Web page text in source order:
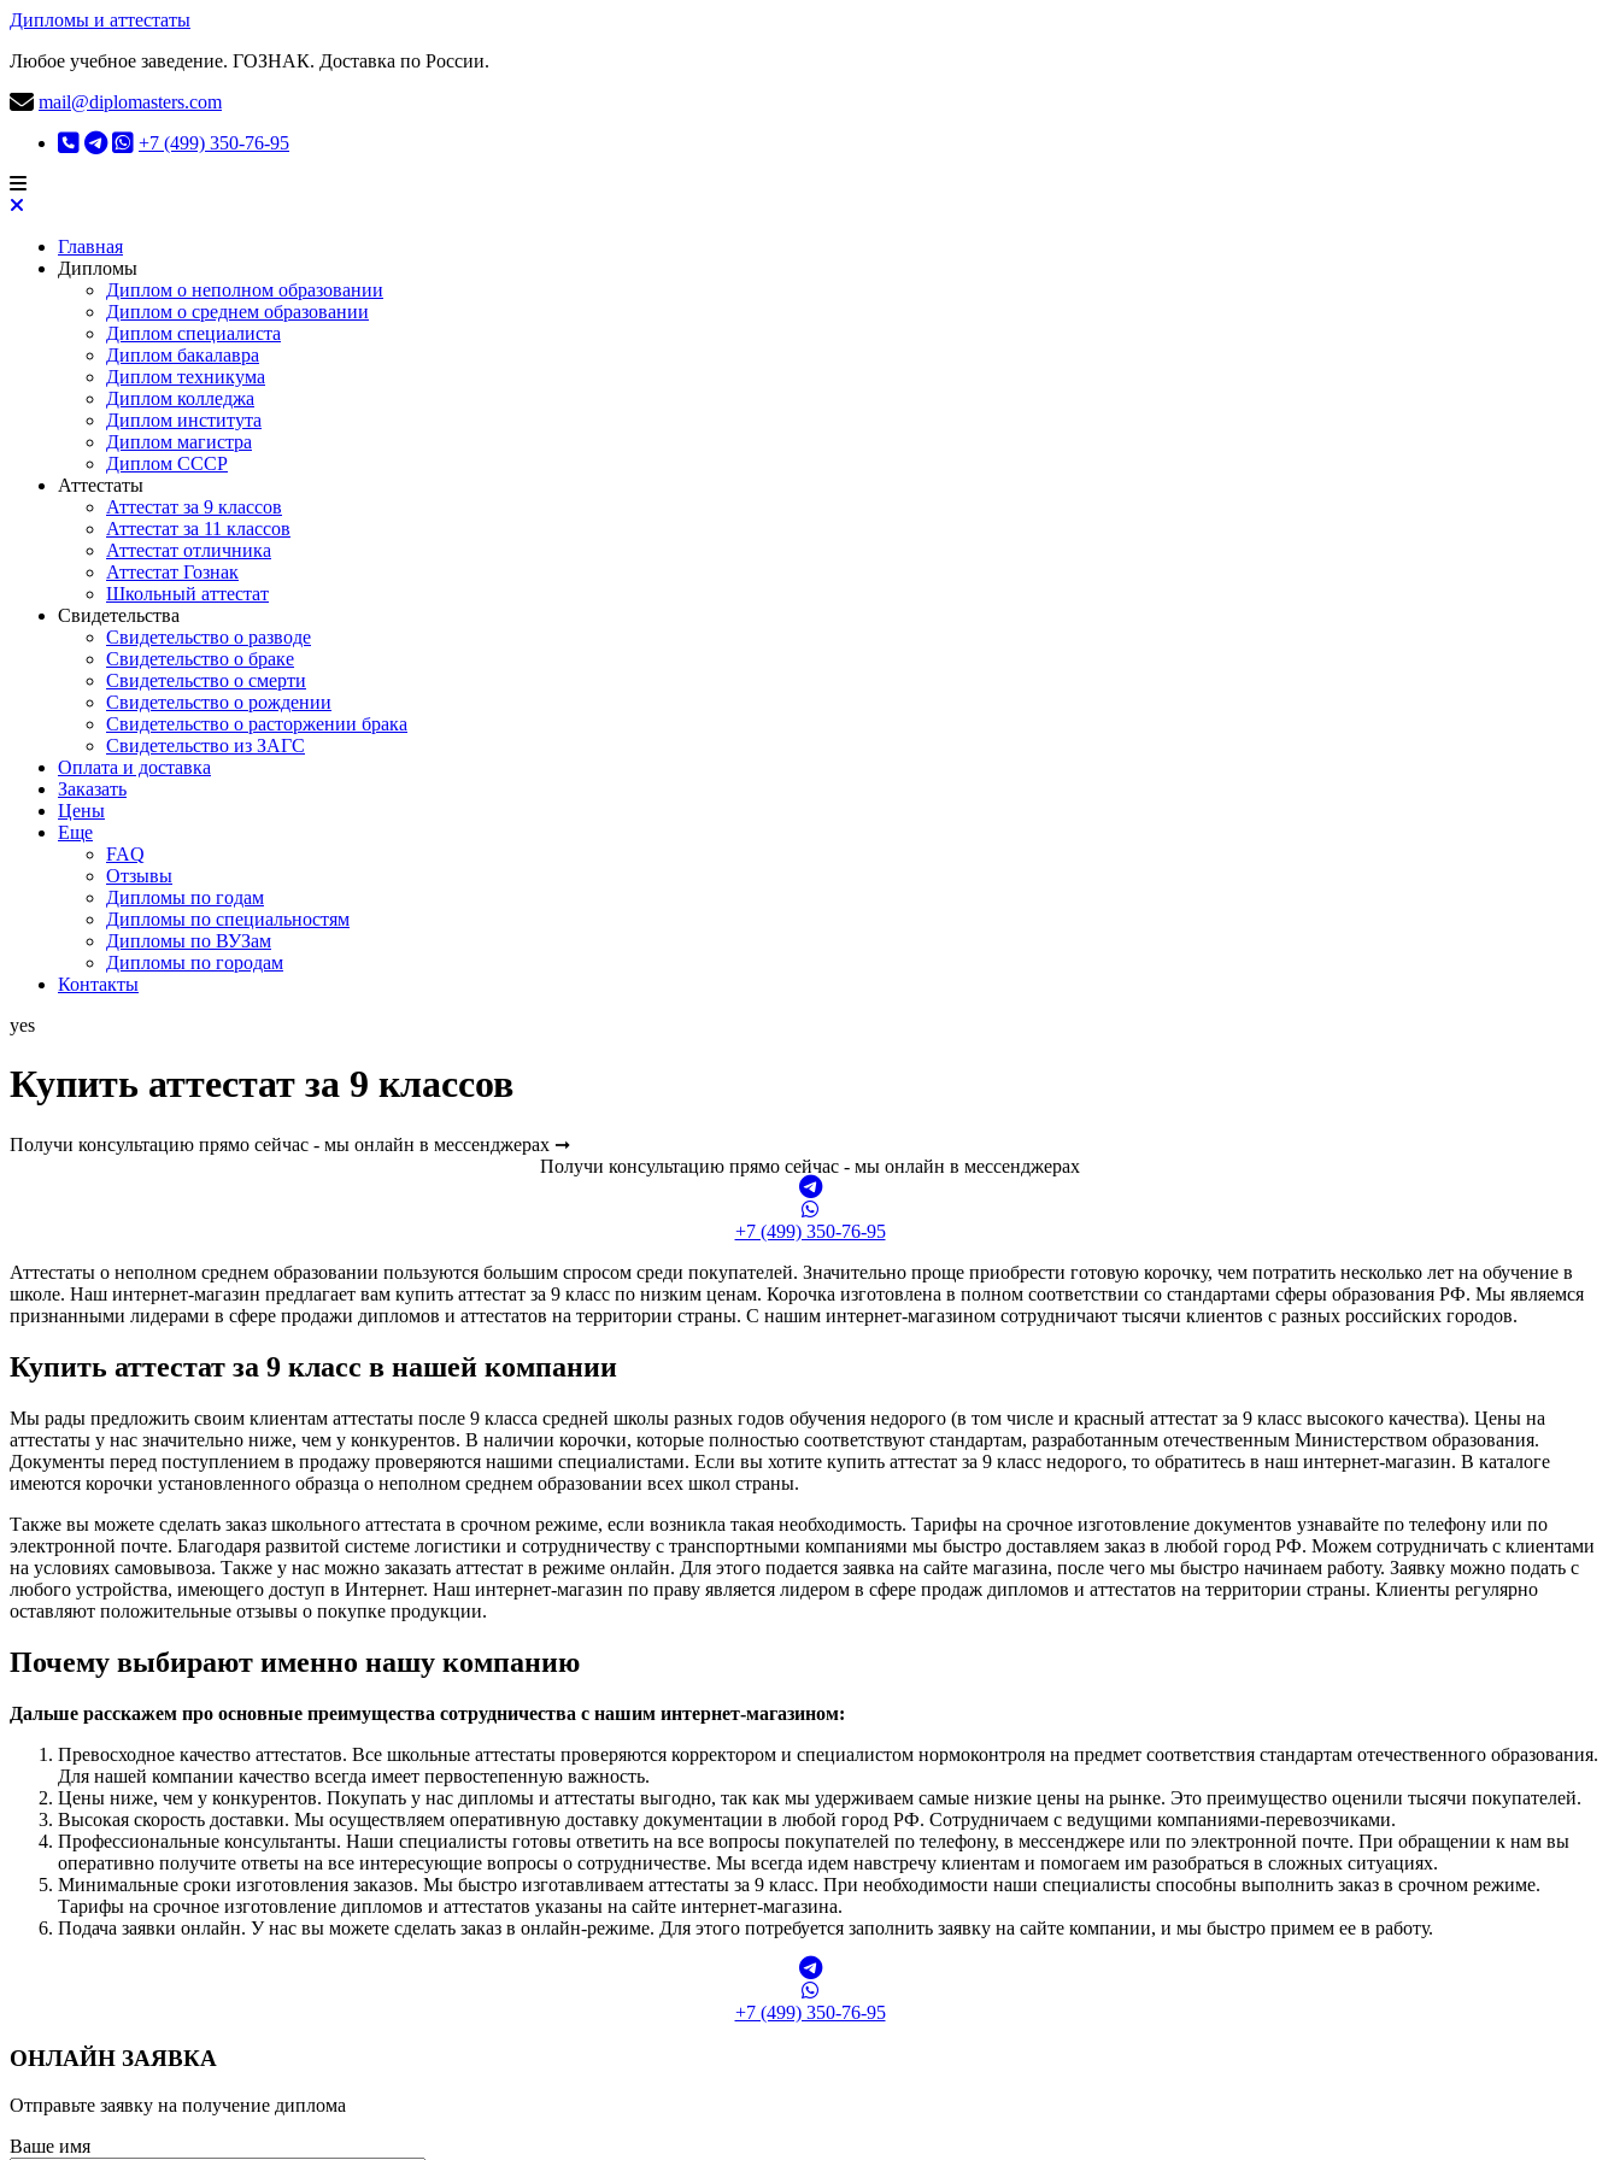
Дипломы и аттестаты
Любое учебное заведение. ГОЗНАК. Доставка по России.
mail@diplomasters.com
+7 (499) 350-76-95
Главная
Дипломы
Диплом о неполном образовании
Диплом о среднем образовании
Диплом специалиста
Диплом бакалавра
Диплом техникума
Диплом колледжа
Диплом института
Диплом магистра
Диплом СССР
Аттестаты
Аттестат за 9 классов
Аттестат за 11 классов
Аттестат отличника
Аттестат Гознак
Школьный аттестат
Свидетельства
Свидетельство о разводе
Свидетельство о браке
Свидетельство о смерти
Свидетельство о рождении
Свидетельство о расторжении брака
Свидетельство из ЗАГС
Оплата и доставка
Заказать
Цены
Еще
FAQ
Отзывы
Дипломы по годам
Дипломы по специальностям
Дипломы по ВУЗам
Дипломы по городам
Контакты
yes
Купить аттестат за 9 классов
Получи консультацию прямо сейчас - мы онлайн в мессенджерах ➞
Получи консультацию прямо сейчас - мы онлайн в мессенджерах
+7 (499) 350-76-95
Аттестаты о неполном среднем образовании пользуются большим спросом среди покупателей. Значительно проще приобрести готовую корочку, чем потратить несколько лет на обучение в
школе. Наш интернет-магазин предлагает вам купить аттестат за 9 класс по низким ценам. Корочка изготовлена в полном соответствии со стандартами сферы образования РФ. Мы являемся
признанными лидерами в сфере продажи дипломов и аттестатов на территории страны. С нашим интернет-магазином сотрудничают тысячи клиентов с разных российских городов.
Купить аттестат за 9 класс в нашей компании
Мы рады предложить своим клиентам аттестаты после 9 класса средней школы разных годов обучения недорого (в том числе и красный аттестат за 9 класс высокого качества). Цены на
аттестаты у нас значительно ниже, чем у конкурентов. В наличии корочки, которые полностью соответствуют стандартам, разработанным отечественным Министерством образования.
Документы перед поступлением в продажу проверяются нашими специалистами. Если вы хотите купить аттестат за 9 класс недорого, то обратитесь в наш интернет-магазин. В каталоге
имеются корочки установленного образца о неполном среднем образовании всех школ страны.
Также вы можете сделать заказ школьного аттестата в срочном режиме, если возникла такая необходимость. Тарифы на срочное изготовление документов узнавайте по телефону или по
электронной почте. Благодаря развитой системе логистики и сотрудничеству с транспортными компаниями мы быстро доставляем заказ в любой город РФ. Можем сотрудничать с клиентами
на условиях самовывоза. Также у нас можно заказать аттестат в режиме онлайн. Для этого подается заявка на сайте магазина, после чего мы быстро начинаем работу. Заявку можно подать с
любого устройства, имеющего доступ в Интернет. Наш интернет-магазин по праву является лидером в сфере продаж дипломов и аттестатов на территории страны. Клиенты регулярно
оставляют положительные отзывы о покупке продукции.
Почему выбирают именно нашу компанию
Дальше расскажем про основные преимущества сотрудничества с нашим интернет-магазином:
Превосходное качество аттестатов. Все школьные аттестаты проверяются корректором и специалистом нормоконтроля на предмет соответствия стандартам отечественного образования.
Для нашей компании качество всегда имеет первостепенную важность.
Цены ниже, чем у конкурентов. Покупать у нас дипломы и аттестаты выгодно, так как мы удерживаем самые низкие цены на рынке. Это преимущество оценили тысячи покупателей.
Высокая скорость доставки. Мы осуществляем оперативную доставку документации в любой город РФ. Сотрудничаем с ведущими компаниями-перевозчиками.
Профессиональные консультанты. Наши специалисты готовы ответить на все вопросы покупателей по телефону, в мессенджере или по электронной почте. При обращении к нам вы
оперативно получите ответы на все интересующие вопросы о сотрудничестве. Мы всегда идем навстречу клиентам и помогаем им разобраться в сложных ситуациях.
Минимальные сроки изготовления заказов. Мы быстро изготавливаем аттестаты за 9 класс. При необходимости наши специалисты способны выполнить заказ в срочном режиме.
Тарифы на срочное изготовление дипломов и аттестатов указаны на сайте интернет-магазина.
Подача заявки онлайн. У нас вы можете сделать заказ в онлайн-режиме. Для этого потребуется заполнить заявку на сайте компании, и мы быстро примем ее в работу.
+7 (499) 350-76-95
ОНЛАЙН ЗАЯВКА
Отправьте заявку на получение диплома
Ваше имя